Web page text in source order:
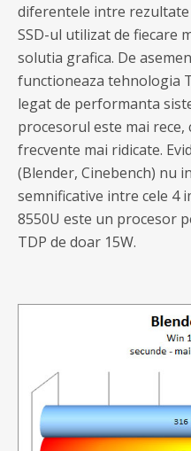
diferentele intre rezultate
SSD-ul utilizat de fiecare
solutia grafica. De
functioneaza tehnologia
legat de performanta
procesorul este mai rece,
frecvente mai ridicate.
(Blender, Cinebench) nu
semnificative intre cele 4
8550U este un procesor
TDP de doar 15W.